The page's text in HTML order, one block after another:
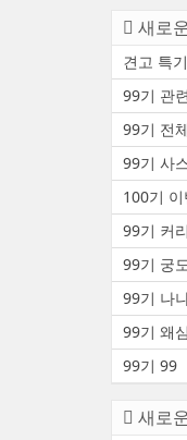
새로
99기 관
99기 전
99기 사
99기 커리
99기 궁
99기 나
99기 왜
99기 99
새로